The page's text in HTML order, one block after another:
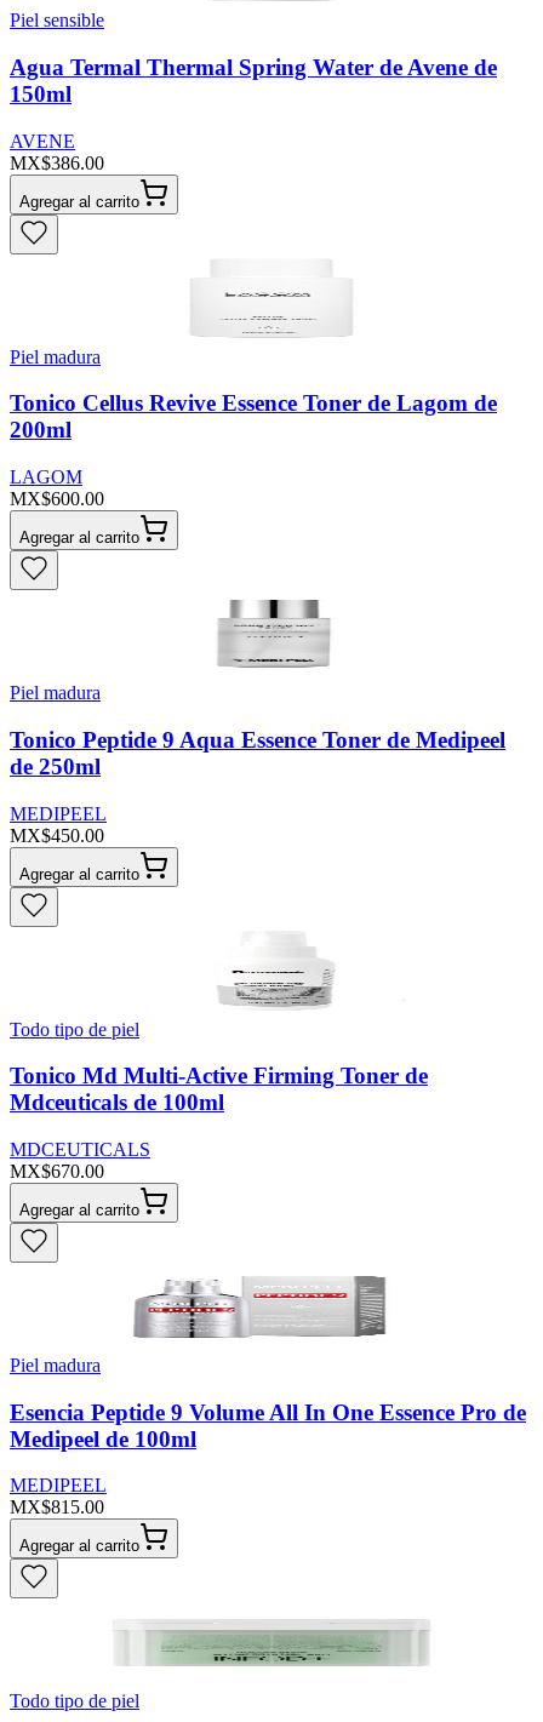
Piel sensible
Agua Termal Thermal Spring Water de Avene de
150ml
AVENE
MX$386.00
Agregar al carrito
Piel madura
Tonico Cellus Revive Essence Toner de Lagom de
200ml
LAGOM
MX$600.00
Agregar al carrito
Piel madura
Tonico Peptide 9 Aqua Essence Toner de Medipeel
de 250ml
MEDIPEEL
MX$450.00
Agregar al carrito
Todo tipo de piel
Tonico Md Multi-Active Firming Toner de
Mdceuticals de 100ml
MDCEUTICALS
MX$670.00
Agregar al carrito
Piel madura
Esencia Peptide 9 Volume All In One Essence Pro de
Medipeel de 100ml
MEDIPEEL
MX$815.00
Agregar al carrito
Todo tipo de piel